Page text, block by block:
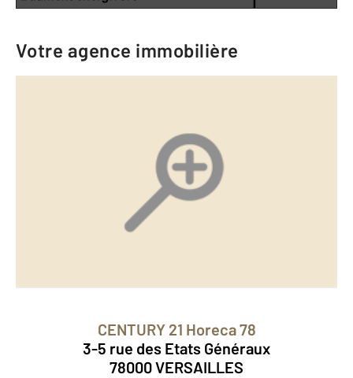
Votre agence immobilière
CENTURY 21 Horeca 78
3-5 rue des Etats Généraux
78000 VERSAILLES